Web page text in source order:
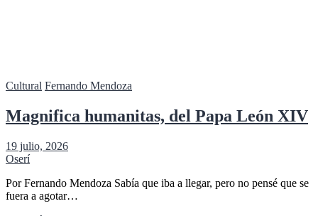
Cultural Fernando Mendoza
Magnifica humanitas, del Papa León XIV
19 julio, 2026
Oserí
Por Fernando Mendoza Sabía que iba a llegar, pero no pensé que se
fuera a agotar…